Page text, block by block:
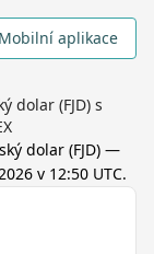
Mobilní aplikace
dolar (FJD) s
dolar(FJD) —
v 12:50 UTC.